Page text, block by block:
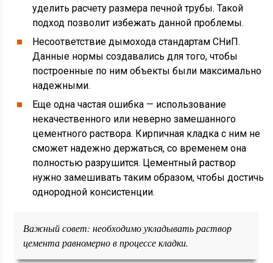
уделить расчету размера печной трубы. Такой
подход позволит избежать данной проблемы.
Несоответствие дымохода стандартам СНиП.
Данные нормы создавались для того, чтобы
построенные по ним объекты были максимально
надежными.
Еще одна частая ошибка — использование
некачественного или неверно замешанного
цементного раствора. Кирпичная кладка с ним не
сможет надежно держаться, со временем она
полностью разрушится. Цементный раствор
нужно замешивать таким образом, чтобы достичь
однородной консистенции.
Важный совет: необходимо укладывать раствор
цемента равномерно в процессе кладки.